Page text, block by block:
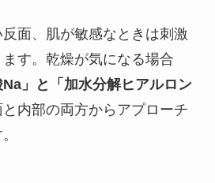
面、肌が敏感なときは刺激
す。乾燥が気になる場合
Na」と「加水分解ヒアルロン
内部の両方からアプローチ